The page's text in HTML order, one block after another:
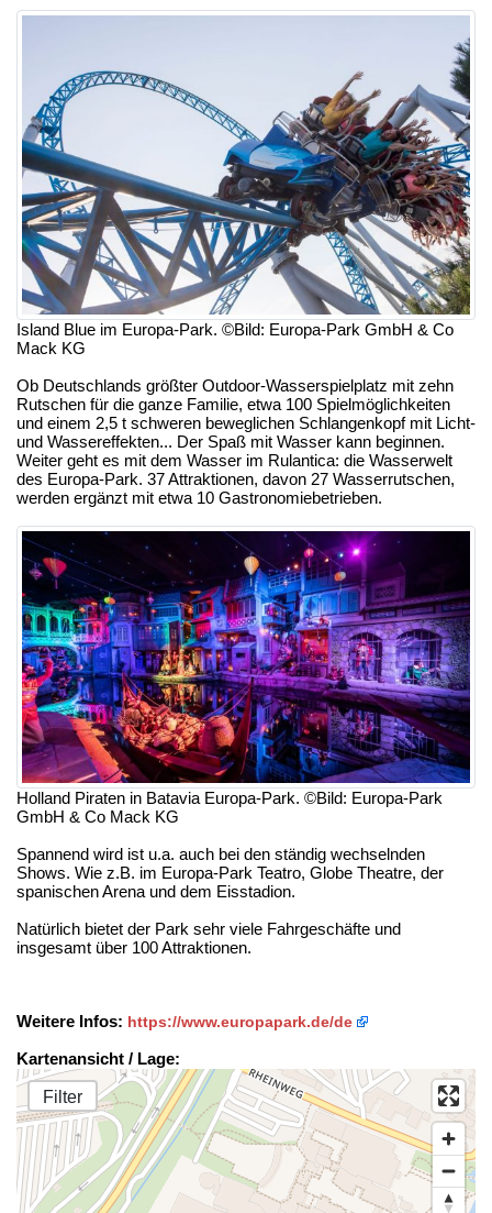
Island Blue im Europa-Park. ©Bild: Europa-Park GmbH & Co
Mack KG
Ob Deutschlands größter Outdoor-Wasserspielplatz mit zehn
Rutschen für die ganze Familie, etwa 100 Spielmöglichkeiten
und einem 2,5 t schweren beweglichen Schlangenkopf mit Licht-
und Wassereffekten... Der Spaß mit Wasser kann beginnen.
Weiter geht es mit dem Wasser im Rulantica: die Wasserwelt
des Europa-Park. 37 Attraktionen, davon 27 Wasserrutschen,
werden ergänzt mit etwa 10 Gastronomiebetrieben.
Holland Piraten in Batavia Europa-Park. ©Bild: Europa-Park
GmbH & Co Mack KG
Spannend wird ist u.a. auch bei den ständig wechselnden
Shows. Wie z.B. im Europa-Park Teatro, Globe Theatre, der
spanischen Arena und dem Eisstadion.
Natürlich bietet der Park sehr viele Fahrgeschäfte und
insgesamt über 100 Attraktionen.
Weitere Infos: https://www.europapark.de/de
Kartenansicht / Lage:
Filter